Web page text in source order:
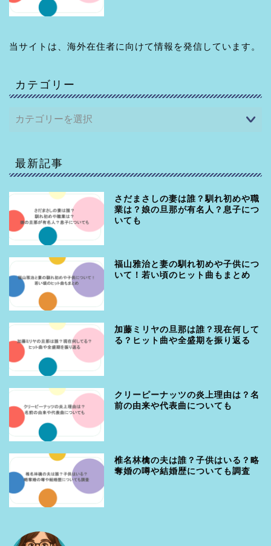
当サイトは、海外在住者に向けて情報を発信しています。
カテゴリー
最新記事
さだまさしの妻は誰？馴れ初めや職
業は？娘の旦那が有名人？息子につ
いても
福山雅治と妻の馴れ初めや子供につ
いて！若い頃のヒット曲もまとめ
加藤ミリヤの旦那は誰？現在何して
る？ヒット曲や全盛期を振り返る
クリーピーナッツの炎上理由は？名
前の由来や代表曲についても
椎名林檎の夫は誰？子供はいる？略
奪婚の噂や結婚歴についても調査